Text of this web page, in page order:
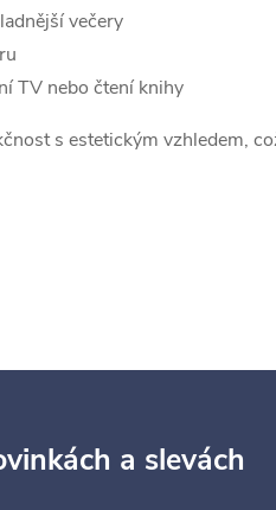
večery
TV nebo čtení knihy
s estetickým vzhledem,
a slevách